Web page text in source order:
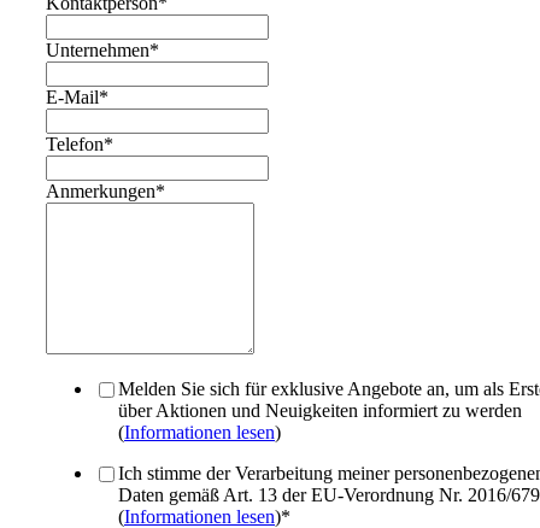
Unternehmen*
E-Mail*
Telefon*
Anmerkungen*
Melden Sie sich für exklusive Angebote an, um als
über Aktionen und Neuigkeiten informiert zu werden
(Informationen lesen)
Ich stimme der Verarbeitung meiner
Daten gemäß Art. 13 der EU-Verordnung Nr. 2016/679
(Informationen lesen)*